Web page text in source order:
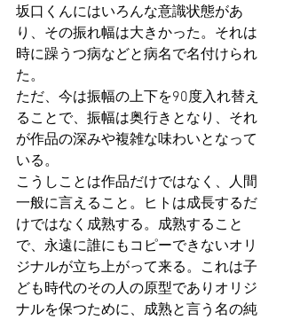
坂口くんにはいろんな意識状態があ
り、その振れ幅は大きかった。それは
時に躁うつ病などと病名で名付けられ
た。
ただ、今は振幅の上下を90度入れ替え
ることで、振幅は奥行きとなり、それ
が作品の深みや複雑な味わいとなって
いる。
こうしことは作品だけではなく、人間
一般に言えること。ヒトは成長するだ
けではなく成熟する。成熟すること
で、永遠に誰にもコピーできないオリ
ジナルが立ち上がって来る。これは子
ども時代のその人の原型でありオリジ
ナルを保つために、成熟と言う名の純